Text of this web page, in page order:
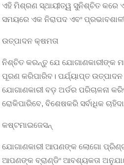
ଏହି ମିଶ୍ରଣ ସ୍ଥାୟୀତ୍ୱ ସୁନିଶ୍ଚିତ କରେ
ସମୟରେ ଏକ ନିରାପଦ ଏବଂ
ଉତ୍ପାଦନ କ୍ଷମତା
ନିଶ୍ଚିତ କରନ୍ତୁ ଯେ ଯୋଗାଣକାରୀଙ୍କ
ପୂରଣ କରିପାରିବ। ପର୍ଯ୍ୟାପ୍ତ ଉତ୍ପାଦନ
ଯୋଗାଣକାରୀ ବଡ଼ ଅର୍ଡର ପରିଚାଳନା
ରୋକିପାରିବେ, ବିଶେଷକରି ସର୍ବାଧିକ
କଷ୍ଟମାଇଜେସନ୍
ଯୋଗାଣକାରୀ ଆପଣଙ୍କ ଲୋଗୋ ପ୍ରିଣ୍ଟ
ଆପଣଙ୍କ ବ୍ରାଣ୍ଡିଂ ଆବଶ୍ୟକତା